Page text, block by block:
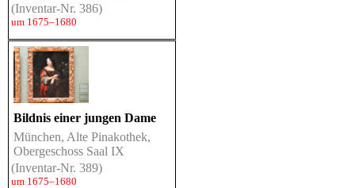
(Inventar-Nr. 386)
um 1675–1680
Bildnis einer jungen Dame
München, Alte Pinakothek,
Obergeschoss Saal IX
(Inventar-Nr. 389)
um 1675–1680